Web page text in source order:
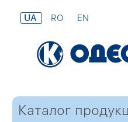
UA RO EN
Каталог